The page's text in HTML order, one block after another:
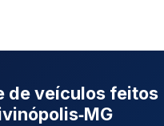
de veículos feitos